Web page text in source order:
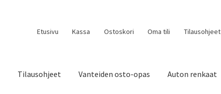
Etusivu Kassa Ostoskori Oma tili Tilausohjeet
Tilausohjeet Vanteiden osto-opas Auton renkaat